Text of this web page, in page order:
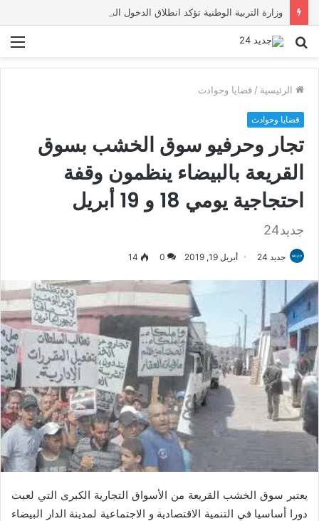
بحث
الرئيسية / قضايا وحوادث
قضايا وحوادث
تجار وحرفيو سوق الخشب بسوق
القريعة بالبيضاء ينظمون وقفة
احتجاجية يومي 18 و 19 أبريل
جديد24
جديد 24 أبريل 19, 2019 0
14
يعتبر سوق الخشب القريعة من الأسواق التجارية الكبرى التي لعبت
دورا أساسيا في التنمية الاقتصادية و الاجتماعية لمدينة الدار البيضاء